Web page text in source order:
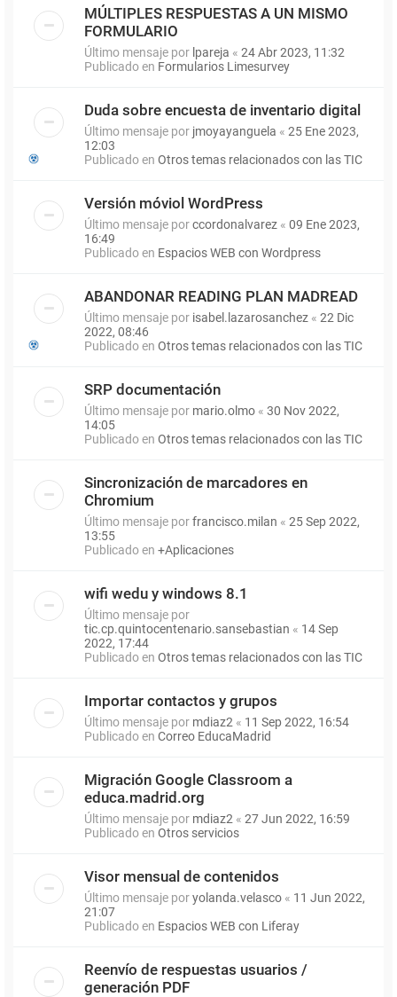
MÚLTIPLES RESPUESTAS A UN MISMO
FORMULARIO
Último mensaje por lpareja « 24 Abr 2023, 11:32
Publicado en Formularios Limesurvey
Duda sobre encuesta de inventario digital
Último mensaje por jmoyayanguela « 25 Ene 2023,
12:03
Publicado en Otros temas relacionados con las TIC
Versión móviol WordPress
Último mensaje porccordonalvarez « 09 Ene 2023,
16:49
Publicado en Espacios WEB con Wordpress
ABANDONAR READING PLAN MADREAD
Último mensaje por isabel.lazarosanchez « 22 Dic
2022, 08:46
Publicado en Otros temas relacionados con las TIC
SRP documentación
Último mensaje por mario.olmo « 30 Nov 2022,
14:05
Publicado en Otros temas relacionados con las TIC
Sincronización de marcadores en
Chromium
Último mensaje porfrancisco.milan « 25 Sep 2022,
13:55
Publicado en +Aplicaciones
wifi wedu y windows 8.1
Último mensaje por
tic.cp.quintocentenario.sansebastian « 14 Sep
2022, 17:44
Publicado en Otros temas relacionados con las TIC
Importar contactos y grupos
Último mensaje por mdiaz2 « 11 Sep 2022, 16:54
Publicado en Correo EducaMadrid
Migración Google Classroom a
educa.madrid.org
Último mensaje por mdiaz2 « 27 Jun 2022, 16:59
Publicado en Otros servicios
Visor mensual de contenidos
Último mensaje poryolanda.velasco « 11 Jun 2022,
21:07
Publicado en Espacios WEB con Liferay
Reenvío de respuestas usuarios /
generación PDF